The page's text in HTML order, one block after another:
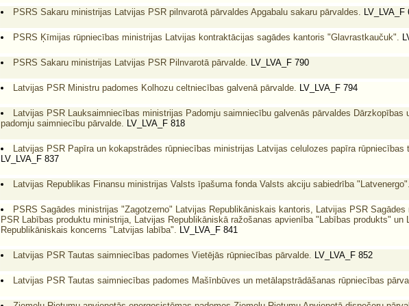
PSRS Sakaru ministrijas Latvijas PSR pilnvarotā pārvaldes Apgabalu sakaru pārvaldes. LV_LVA_F
PSRS Ķīmijas rūpniecības ministrijas Latvijas kontraktācijas sagādes kantoris "Glavrastkaučuk".
PSRS Sakaru ministrijas Latvijas PSR Pilnvarotā pārvalde. LV_LVA_F 790
Latvijas PSR Ministru padomes Kolhozu celtniecības galvenā pārvalde. LV_LVA_F 794
Latvijas PSR Lauksaimniecības ministrijas Padomju saimniecību galvenās pārvaldes Dārzkopības
padomju saimniecību pārvalde. LV_LVA_F 818
Latvijas PSR Papīra un kokapstrādes rūpniecības ministrijas Latvijas celulozes papīra rūpniecības
LV_LVA_F 837
Latvijas Republikas Finansu ministrijas Valsts īpašuma fonda Valsts akciju sabiedrība "Latvenergo".
PSRS Sagādes ministrijas "Zagotzerno" Latvijas Republikāniskais kantoris, Latvijas PSR
PSR Labības produktu ministrija, Latvijas Republikāniskā ražošanas apvienība "Labības produkts" un
Republikāniskais koncerns "Latvijas labība". LV_LVA_F 841
Latvijas PSR Tautas saimniecības padomes Vietējās rūpniecības pārvalde. LV_LVA_F 852
Latvijas PSR Tautas saimniecības padomes Mašīnbūves un metālapstrādāšanas rūpniecības